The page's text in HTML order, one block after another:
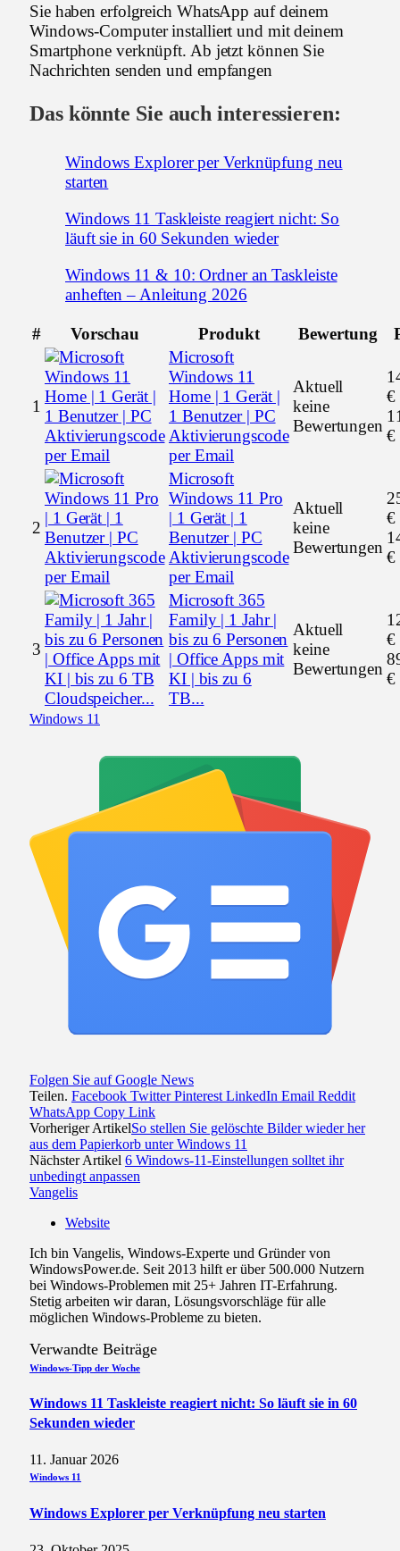
Sie haben erfolgreich WhatsApp auf deinem
Windows-Computer installiert und mit deinem
Smartphone verknüpft. Ab jetzt können Sie
Nachrichten senden und empfangen
Das könnte Sie auch interessieren:
Windows Explorer per Verknüpfung neu
starten
Windows 11 Taskleiste reagiert nicht: So
läuft sie in 60 Sekunden wieder
Windows 11 & 10: Ordner an Taskleiste
anheften – Anleitung 2026
# Vorschau Produkt Bewertung
1
Microsoft
Windows 11
Home | 1 Gerät |
1 Benutzer | PC
Aktivierungscode
per Email
Aktuell
keine
Bewertungen
€
€
2
Microsoft
Windows 11 Pro
| 1 Gerät | 1
Benutzer | PC
Aktivierungscode
per Email
Aktuell
keine
Bewertungen
€
€
3
Microsoft 365
Family | 1 Jahr |
bis zu 6 Personen
| Office Apps mit
KI | bis zu 6
TB...
Aktuell
keine
Bewertungen
€
€
Windows 11
Folgen Sie auf Google News
Teilen. Facebook Twitter Pinterest LinkedIn Email Reddit
WhatsApp Copy Link
Vorheriger ArtikelSo stellen Sie gelöschte Bilder wieder her
aus dem Papierkorb unter Windows 11
Nächster Artikel 6 Windows-11-Einstellungen solltet ihr
unbedingt anpassen
Vangelis
Website
Ich bin Vangelis, Windows-Experte und Gründer von
WindowsPower.de. Seit 2013 hilft er über 500.000 Nutzern
bei Windows-Problemen mit 25+ Jahren IT-Erfahrung.
Stetig arbeiten wir daran, Lösungsvorschläge für alle
möglichen Windows-Probleme zu bieten.
Verwandte Beiträge
Windows-Tipp der Woche
Windows 11 Taskleiste reagiert nicht: So läuft sie in 60
Sekunden wieder
11. Januar 2026
Windows 11
Windows Explorer per Verknüpfung neu starten